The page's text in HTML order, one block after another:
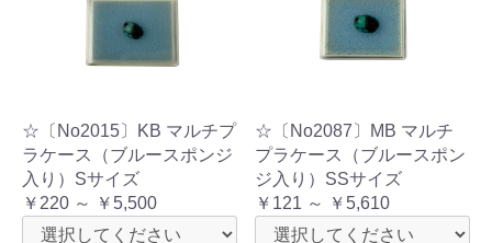
☆〔No2015〕KB マルチプ
ラケース（ブルースポンジ
入り）Sサイズ
￥220 ～ ￥5,500
☆〔No2087〕MB マルチ
プラケース（ブルースポン
ジ入り）SSサイズ
￥121 ～ ￥5,610